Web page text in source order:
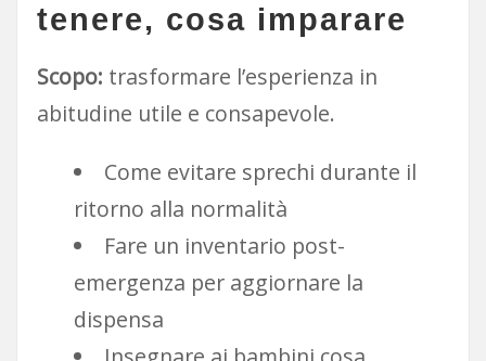
tenere, cosa imparare
Scopo: trasformare l’esperienza in
abitudine utile e consapevole.
Come evitare sprechi durante il
ritorno alla normalità
Fare un inventario post-
emergenza per aggiornare la
dispensa